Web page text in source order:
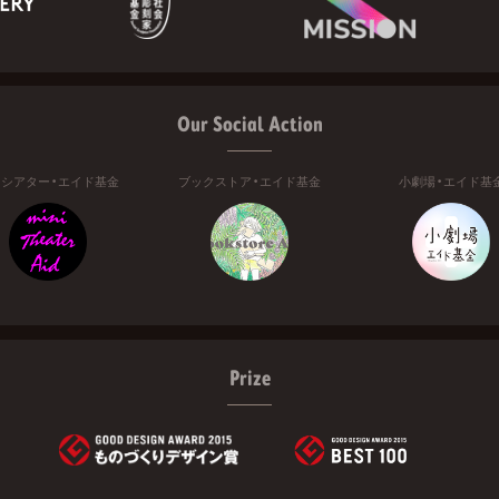
Our Social Action
アター・エイド基金 ブックストア・エイド基金 小劇場・エイド基
Prize